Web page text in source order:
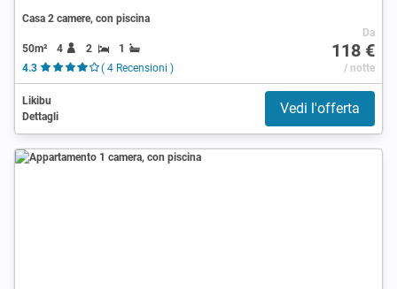
Casa 2 camere, con piscina
50m² 4 2
1
4.3
( 4 Recensioni )
Da
118 €
/ notte
Likibu
Dettagli
Vedi l'offerta